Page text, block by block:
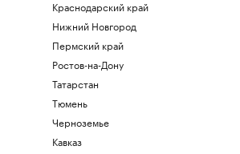
Краснодарский край
Нижний Новгород
Пермский край
Ростов-на-Дону
Татарстан
Тюмень
Черноземье
Кавказ